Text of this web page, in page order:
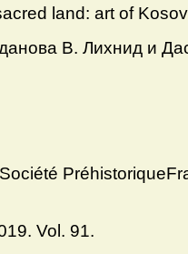
land: art of
В. Лихнид и
Vol. 91.